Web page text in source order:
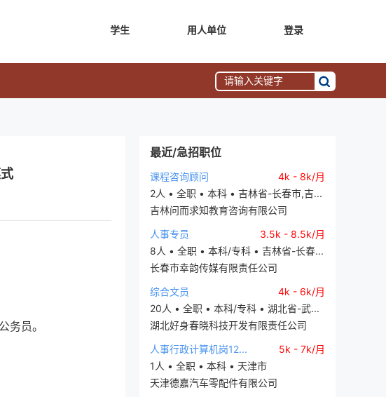
学生 用人单位 登录
最近/急招职位
课程咨询顾问
4k - 8k/月
2人 • 全职 • 本科 • 吉林省-长春市,吉...
吉林问而求知教育咨询有限公司
人事专员
3.5k - 8.5k/月
8人 • 全职 • 本科/专科 • 吉林省-长春...
长春市幸韵传媒有限责任公司
综合文员
4k - 6k/月
20人 • 全职 • 本科/专科 • 湖北省-武...
湖北好身春晓科技开发有限责任公司
人事行政计算机岗12...
5k - 7k/月
1人 • 全职 • 本科 • 天津市
天津德嘉汽车零配件有限公司
务员。